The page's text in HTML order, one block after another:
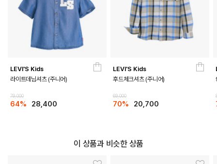
LEVI'S Kids
라이트데님셔츠 (주니어)
79,000
64% 28,400
LEVI'S Kids
후드체크셔츠 (주니어)
69,000
70% 20,700
이 상품과 비슷한 상품